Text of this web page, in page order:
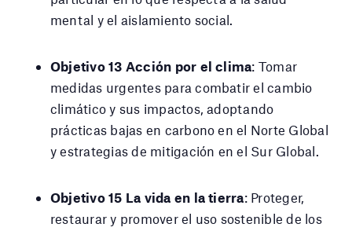
mental y el aislamiento social.
Objetivo 13 Acción por el clima: Tomar
medidas urgentes para combatir el cambio
climático y sus impactos, adoptando
prácticas bajas en carbono en el Norte Global
y estrategias de mitigación en el Sur Global.
Objetivo 15 La vida en la tierra: Proteger,
restaurar y promover el uso sostenible de los